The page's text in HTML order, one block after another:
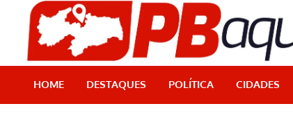
content
HOME DESTAQUES POLÍTICA CIDADES